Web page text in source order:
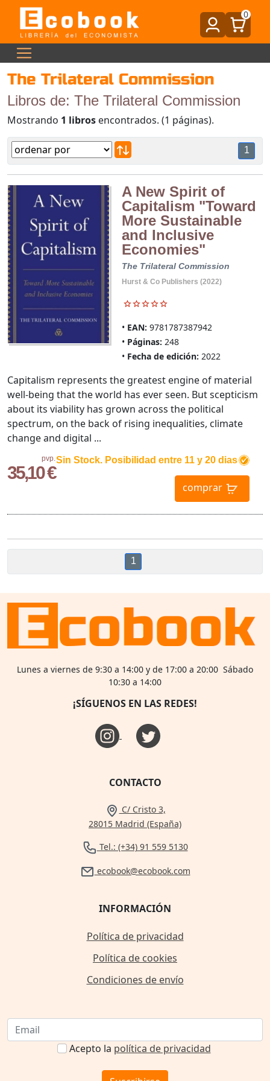
0
The Trilateral Commission
Libros de: The Trilateral Commission
Mostrando 1 libros encontrados. (1 páginas).
1
A New Spirit of
Capitalism "Toward
More Sustainable
and Inclusive
Economies"
The Trilateral Commission
Hurst & Co Publishers (2022)
EAN: 9781787387942
Páginas: 248
Fecha de edición: 2022
pvp.
35,10 €
Sin Stock. Posibilidad entre 11 y 20 dias
comprar
Capitalism represents the greatest engine of material
well-being that the world has ever seen. But scepticism
about its viability has grown across the political
spectrum, on the back of rising inequalities, climate
change and digital ...
1
Lunes a viernes de 9:30 a 14:00 y de 17:00 a 20:00 Sábado
10:30 a 14:00
¡SÍGUENOS EN LAS REDES!
CONTACTO
C/ Cristo 3,
28015 Madrid (España)
Tel.: (+34) 91 559 5130
ecobook@ecobook.com
INFORMACIÓN
Política de privacidad
Política de cookies
Condiciones de envío
Acepto la política de privacidad